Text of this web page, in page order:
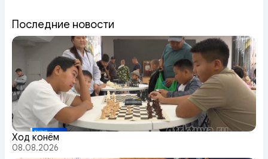
Последние новости
Ход конём
08.08.2026